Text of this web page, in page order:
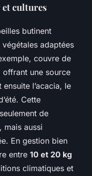
et cultures
butinent
adaptées
couvre de
offrant une source
l’acacia, le
Cette
de
mais aussi
En gestion bien
entre 10 et 20 kg
climatiques et